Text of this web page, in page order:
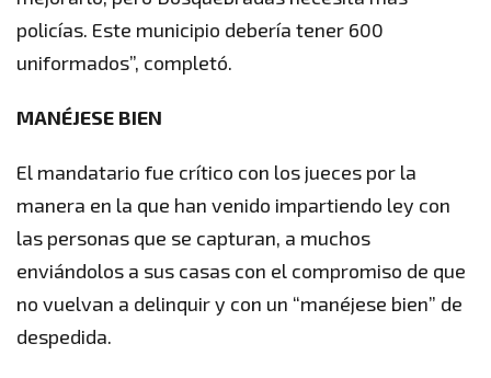
policías. Este municipio debería tener 600
uniformados”, completó.
MANÉJESE BIEN
El mandatario fue crítico con los jueces por la
manera en la que han venido impartiendo ley con
las personas que se capturan, a muchos
enviándolos a sus casas con el compromiso de que
no vuelvan a delinquir y con un “manéjese bien” de
despedida.